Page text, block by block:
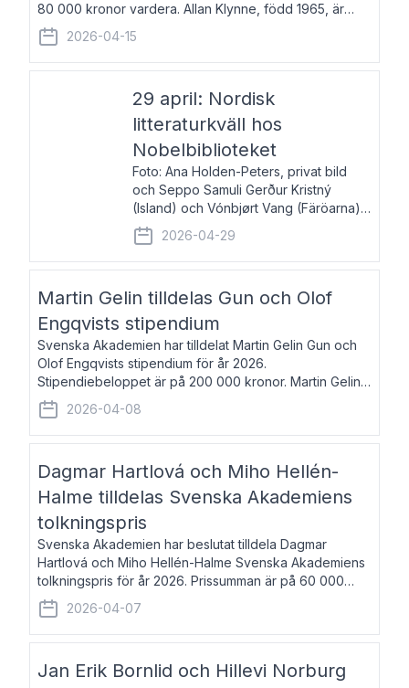
80 000 kronor vardera. Allan Klynne, född 1965, är
arkeolog, författare, översättare och fil.dr i antikens
kultur och samhällsliv. Ut
2026-04-15
29 april: Nordisk
litteraturkväll hos
Nobelbiblioteket
Foto: Ana Holden-Peters, privat bild
och Seppo Samuli Gerður Kristný
(Island) och Vónbjørt Vang (Färöarna)
läser ur sina verk och samtalar med
John Swedenmark. De läser upp på
färöiska, isländska och svenska och
2026-04-29
Martin Gelin tilldelas Gun och Olof
Engqvists stipendium
Svenska Akademien har tilldelat Martin Gelin Gun och
Olof Engqvists stipendium för år 2026.
Stipendiebeloppet är på 200 000 kronor. Martin Gelin,
född 1978, är journalist och författare. Han lever
numera i Paris men var under många år bosat
2026-04-08
Dagmar Hartlová och Miho Hellén-
Halme tilldelas Svenska Akademiens
tolkningspris
Svenska Akademien har beslutat tilldela Dagmar
Hartlová och Miho Hellén-Halme Svenska Akademiens
tolkningspris för år 2026. Prissumman är på 60 000
kronor var. Dagmar Hartlová, född 1951, översätter
huvudsakligen från svenska till tjeckiska
2026-04-07
Jan Erik Bornlid och Hillevi Norburg